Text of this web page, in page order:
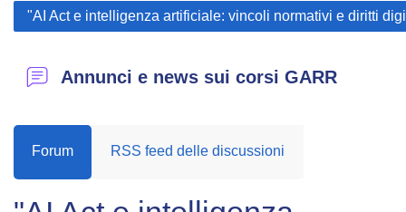
"AI Act e intelligenza artificiale: vincoli normativi e diritti
Annunci e news sui corsi GARR
Forum RSS feed delle discussioni